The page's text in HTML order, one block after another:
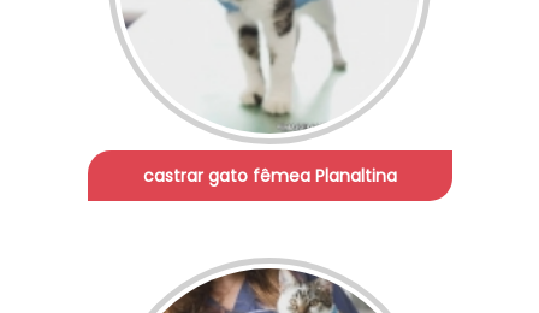
castrar gato fêmea Planaltina